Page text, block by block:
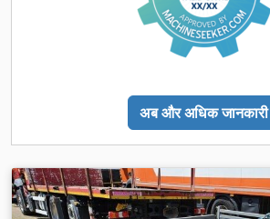
अब और अधिक जानकारी